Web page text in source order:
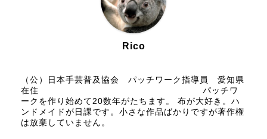
Rico
（公）日本手芸普及協会 パッチワーク指導員 愛知県
在住 パッチワ
ークを作り始めて20数年がたちます。 布が大好き。ハ
ンドメイドが日課です。小さな作品ばかりですが著作権
は放棄していません。